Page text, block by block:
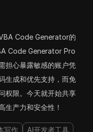
Code Generator的
Code Generator Pro
担心暴露敏感的账户凭
生成和优先支持，而免
权限。今天就开始共享
产力和安全性！
写作 AI开发者工具